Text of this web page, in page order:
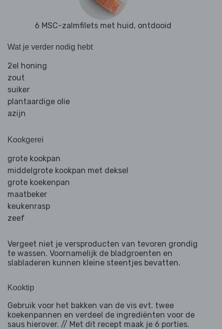
6 MSC-zalmfilets met huid, ontdooid
Wat je verder nodig hebt
2el honing
zout
suiker
plantaardige olie
azijn
Kookgerei
grote kookpan
middelgrote kookpan met deksel
grote koekenpan
maatbeker
keukenrasp
zeef
Vergeet niet je versproducten van tevoren grondig
te wassen. Voornamelijk de bladgroenten en
slabladeren kunnen kleine steentjes bevatten.
Kooktip
Gebruik voor het bakken van de vis evt. twee
koekenpannen en verdeel de ingrediënten voor de
saus hierover. // Met dit recept maak je 6 porties.